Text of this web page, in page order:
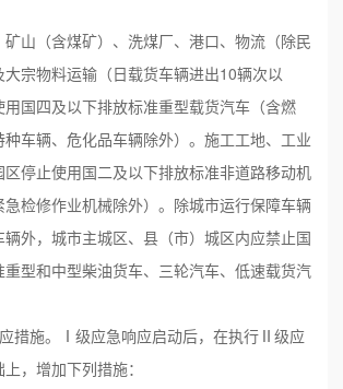
山（含煤矿）、洗煤厂、港口、物流（除民
宗物料运输（日载货车辆进出10辆次以
用国四及以下排放标准重型载货汽车（含燃
车辆、危化品车辆除外）。施工工地、工业
停止使用国二及以下排放标准非道路移动机
急检修作业机械除外）。除城市运行保障车辆
外，城市主城区、县（市）城区内应禁止国
型和中型柴油货车、三轮汽车、低速载货汽
措施。Ⅰ级应急响应启动后，在执行Ⅱ级应
，增加下列措施：